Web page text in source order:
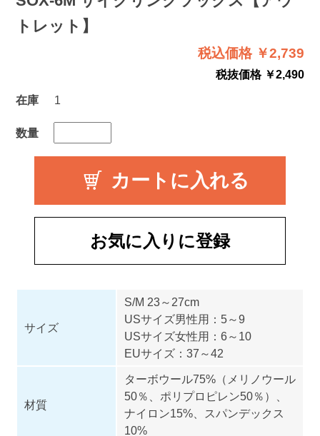
トレット】
税込価格 ￥2,739
税抜価格 ￥2,490
在庫
1
数量
お気に入りに登録
サイズ
S/M 23～27cm
USサイズ男性用：5～9
USサイズ女性用：6～10
EUサイズ：37～42
材質
ターボウール75%（メリノウール
50％、ポリプロピレン50％）、
ナイロン15%、スパンデックス
10%